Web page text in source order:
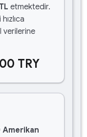
etmektedir.
verilerine
TRY
Amerikan